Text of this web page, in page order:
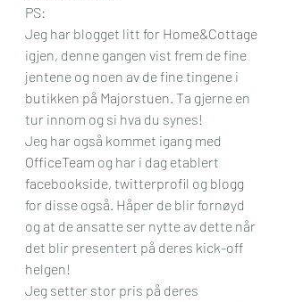
PS:
Jeg har blogget litt for Home&Cottage
igjen, denne gangen vist frem de fine
jentene og noen av de fine tingene i
butikken på Majorstuen. Ta gjerne en
tur innom og si hva du synes!
Jeg har også kommet igang med
OfficeTeam og har i dag etablert
facebookside, twitterprofil og blogg
for disse også. Håper de blir fornøyd
og at de ansatte ser nytte av dette når
det blir presentert på deres kick-off
helgen!
Jeg setter stor pris på deres